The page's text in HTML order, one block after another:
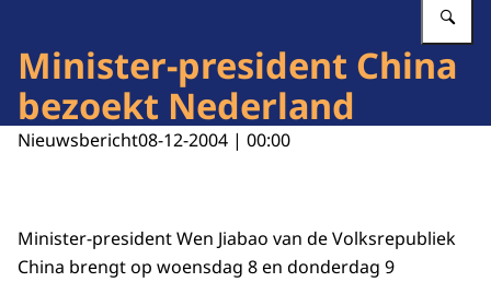
Minister-president China
bezoekt Nederland
Nieuwsbericht08-12-2004 | 00:00
Minister-president Wen Jiabao van de Volksrepubliek
China brengt op woensdag 8 en donderdag 9